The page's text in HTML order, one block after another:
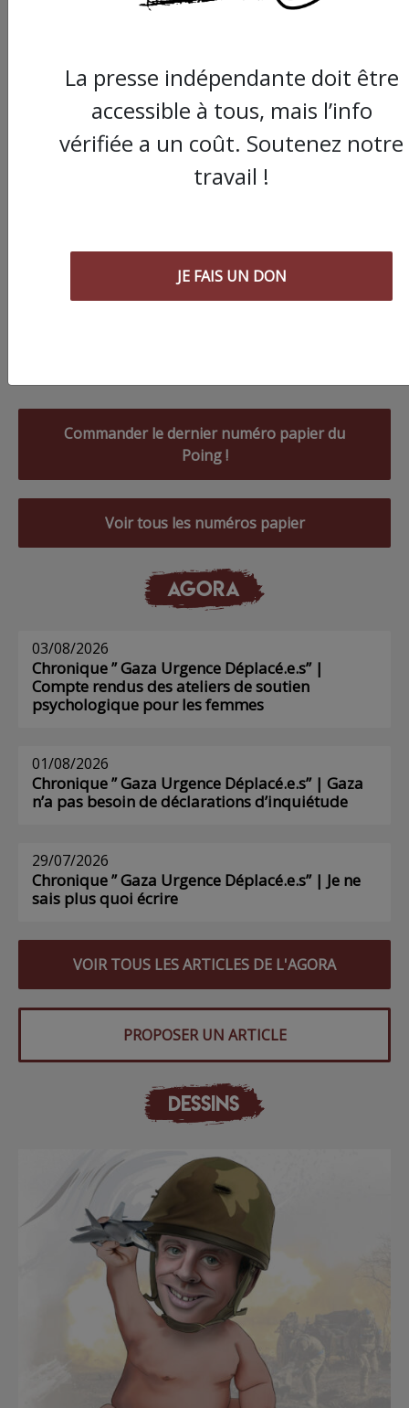
Commander le dernier numéro papier du
Poing !
Voir tous les numéros papier
AGORA
03/08/2026
Chronique ” Gaza Urgence Déplacé.e.s” |
Compte rendus des ateliers de soutien
psychologique pour les femmes
01/08/2026
Chronique ” Gaza Urgence Déplacé.e.s” | Gaza
n’a pas besoin de déclarations d’inquiétude
29/07/2026
Chronique ” Gaza Urgence Déplacé.e.s” | Je ne
sais plus quoi écrire
VOIR TOUS LES ARTICLES DE L'AGORA
PROPOSER UN ARTICLE
DESSINS
La presse indépendante doit être
accessible à tous, mais l’info
vérifiée a un coût. Soutenez notre
travail !
JE FAIS UN DON